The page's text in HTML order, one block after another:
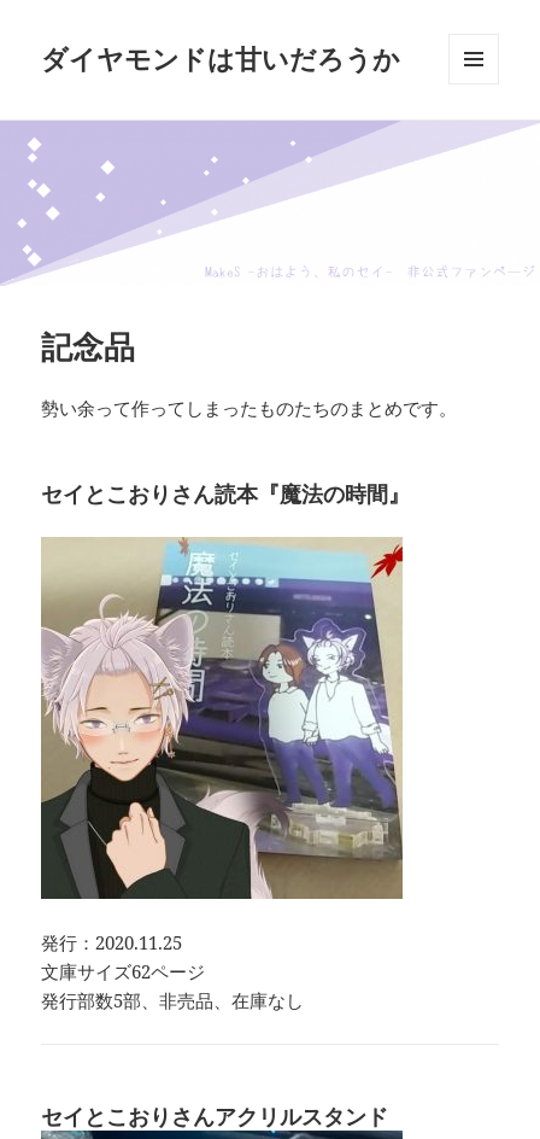
ダイヤモンドは甘いだろうか
ーとウ
ィジェ
記念品
勢い余って作ってしまったものたちのまとめです。
セイとこおりさん読本『魔法の時間』
発行：2020.11.25
文庫サイズ62ページ
発行部数5部、非売品、在庫なし
セイとこおりさんアクリルスタンド